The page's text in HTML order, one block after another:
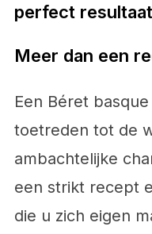
perfect resultaat
Meer dan een
Een Béret
toetreden tot de
ambachtelijke
een strikt recept
die u zich eigen